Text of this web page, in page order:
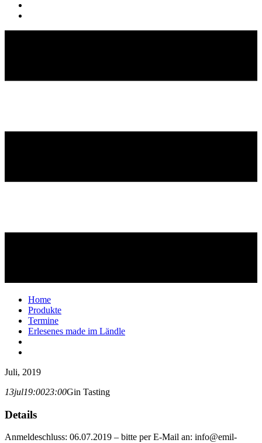
Home
Produkte
Termine
Erlesenes made im Ländle
Juli, 2019
13jul19:0023:00Gin Tasting
Details
Anmeldeschluss: 06.07.2019 – bitte per E-Mail an: info@emil-